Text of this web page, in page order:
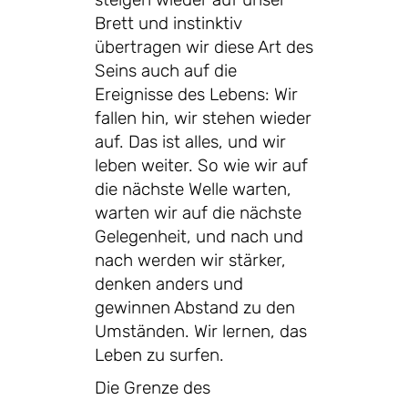
Brett und instinktiv
übertragen wir diese Art des
Seins auch auf die
Ereignisse des Lebens: Wir
fallen hin, wir stehen wieder
auf. Das ist alles, und wir
leben weiter. So wie wir auf
die nächste Welle warten,
warten wir auf die nächste
Gelegenheit, und nach und
nach werden wir stärker,
denken anders und
gewinnen Abstand zu den
Umständen. Wir lernen, das
Leben zu surfen.
Die Grenze des